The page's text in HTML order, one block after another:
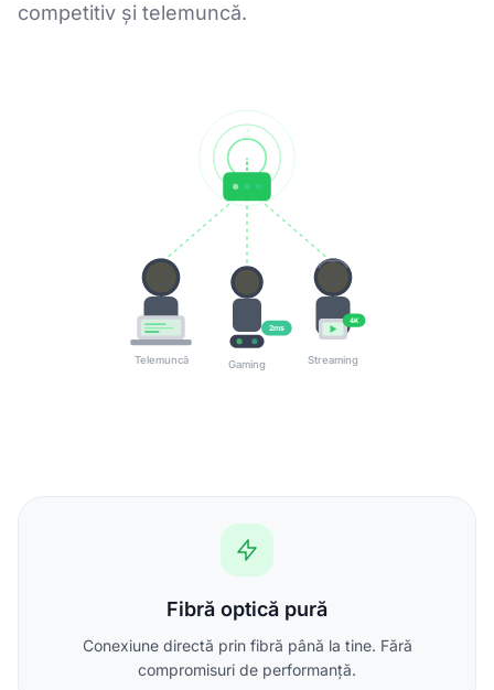
competitiv și telemuncă.
Telemuncă
2ms
Gaming
4K
Streaming
Fibră optică pură
Conexiune directă prin fibră până la tine. Fără
compromisuri de performanță.